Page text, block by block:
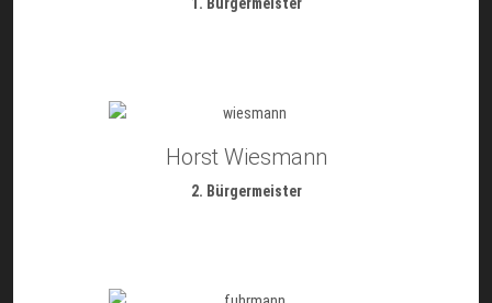
1. Bürgermeister
Horst Wiesmann
2. Bürgermeister